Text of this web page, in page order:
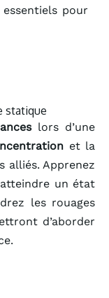
pour
statique
lors d’une
et la
alliés. Apprenez
un état
les rouages
d’aborder